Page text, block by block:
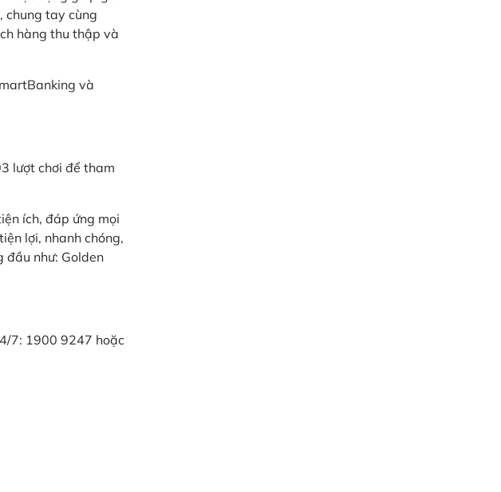
chung tay cùng
hàng thu thập và
và
lượt chơi để tham
ích, đáp ứng mọi
lợi, nhanh chóng,
đầu như: Golden
7: 1900 9247 hoặc